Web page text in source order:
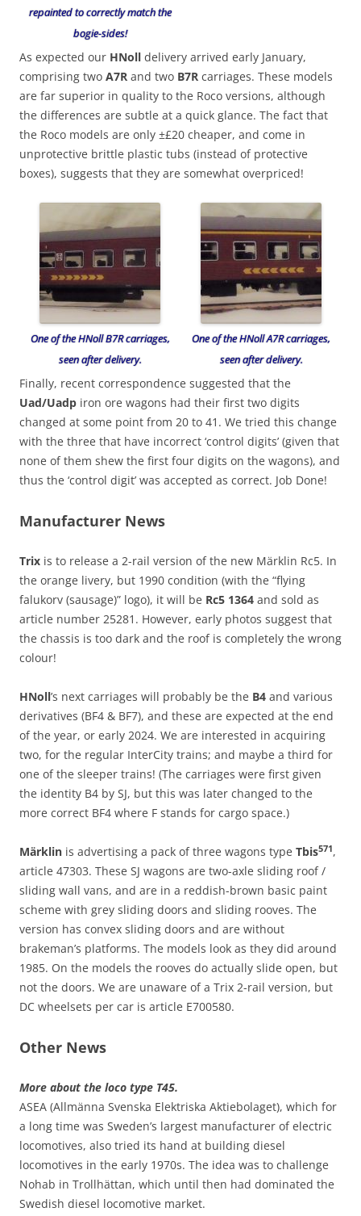
repainted to correctly match the
bogie-sides!
As expected our HNoll delivery arrived early January,
comprising two A7R and two B7R carriages. These models
are far superior in quality to the Roco versions, although
the differences are subtle at a quick glance. The fact that
the Roco models are only ±£20 cheaper, and come in
unprotective brittle plastic tubs (instead of protective
boxes), suggests that they are somewhat overpriced!
One of the HNoll B7R carriages,
seen after delivery.
One of the HNoll A7R carriages,
seen after delivery.
Finally, recent correspondence suggested that the
Uad/Uadp iron ore wagons had their first two digits
changed at some point from 20 to 41. We tried this change
with the three that have incorrect ‘control digits’ (given that
none of them shew the first four digits on the wagons), and
thus the ‘control digit’ was accepted as correct. Job Done!
Manufacturer News
Trix is to release a 2-rail version of the new Märklin Rc5. In
the orange livery, but 1990 condition (with the “flying
falukorv (sausage)” logo), it will be Rc5 1364 and sold as
article number 25281. However, early photos suggest that
the chassis is too dark and the roof is completely the wrong
colour!
HNoll’s next carriages will probably be the B4 and various
derivatives (BF4 & BF7), and these are expected at the end
of the year, or early 2024. We are interested in acquiring
two, for the regular InterCity trains; and maybe a third for
one of the sleeper trains! (The carriages were first given
the identity B4 by SJ, but this was later changed to the
more correct BF4 where F stands for cargo space.)
Märklin is advertising a pack of three wagons type Tbis571,
article 47303. These SJ wagons are two-axle sliding roof /
sliding wall vans, and are in a reddish-brown basic paint
scheme with grey sliding doors and sliding rooves. The
version has convex sliding doors and are without
brakeman’s platforms. The models look as they did around
1985. On the models the rooves do actually slide open, but
not the doors. We are unaware of a Trix 2-rail version, but
DC wheelsets per car is article E700580.
Other News
More about the loco type T45.
ASEA (Allmänna Svenska Elektriska Aktiebolaget), which for
a long time was Sweden’s largest manufacturer of electric
locomotives, also tried its hand at building diesel
locomotives in the early 1970s. The idea was to challenge
Nohab in Trollhättan, which until then had dominated the
Swedish diesel locomotive market.